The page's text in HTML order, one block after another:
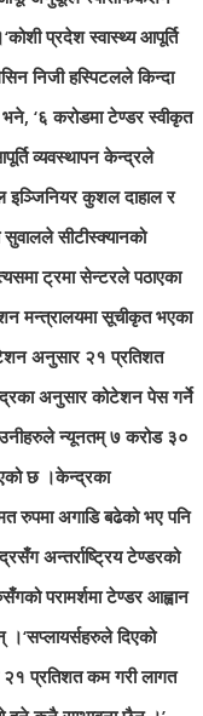
‘कोशी प्रदेश स्वास्थ्य आपूर्ति
निजी हस्पिटलले किन्दा
भने, ‘६ करोडमा टेण्डर स्वीकृत
व्यवस्थापन केन्द्रले
इञ्जिनियर कुशल दाहाल र
सुवालले सीटीस्क्यानको
ट्रमा सेन्टरले पठाएका
मन्त्रालयमा सूचीकृत भएका
अनुसार २१ प्रतिशत
अनुसार कोटेशन पेस गर्ने
उनीहरुले न्यूनतम् ७ करोड ३०
छ ।केन्द्रका
रुपमा अगाडि बढेको भए पनि
अन्तर्राष्ट्रिय टेण्डरको
परामर्शमा टेण्डर आह्वान
।‘सप्लायर्सहरुले दिएको
प्रतिशत कम गरी लागत